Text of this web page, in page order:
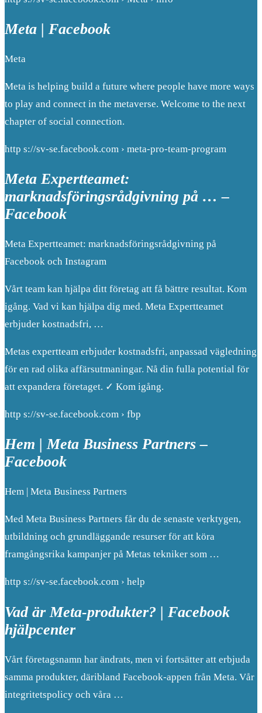
Meta | Facebook
Meta
Meta is helping build a future where people have more ways
to play and connect in the metaverse. Welcome to the next
chapter of social connection.
http s://sv-se.facebook.com › meta-pro-team-program
Meta Expertteamet:
marknadsföringsrådgivning på … –
Facebook
Meta Expertteamet: marknadsföringsrådgivning på
Facebook och Instagram
Vårt team kan hjälpa ditt företag att få bättre resultat. Kom
igång. Vad vi kan hjälpa dig med. Meta Expertteamet
erbjuder kostnadsfri, …
Metas expertteam erbjuder kostnadsfri, anpassad vägledning
för en rad olika affärsutmaningar. Nå din fulla potential för
att expandera företaget. ✓ Kom igång.
http s://sv-se.facebook.com › fbp
Hem | Meta Business Partners –
Facebook
Hem | Meta Business Partners
Med Meta Business Partners får du de senaste verktygen,
utbildning och grundläggande resurser för att köra
framgångsrika kampanjer på Metas tekniker som …
http s://sv-se.facebook.com › help
Vad är Meta-produkter? | Facebook
hjälpcenter
Vårt företagsnamn har ändrats, men vi fortsätter att erbjuda
samma produkter, däribland Facebook-appen från Meta. Vår
integritetspolicy och våra …